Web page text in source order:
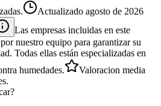
Actualizado agosto de 2026
Las empresas incluidas en este
nuestro equipo para garantizar su
Todas ellas están especializadas en
humedades.
Valoracion media